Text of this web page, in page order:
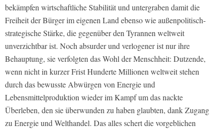
bekämpfen wirtschaftliche Stabilität und untergraben damit die
Freiheit der Bürger im eigenen Land ebenso wie außenpolitisch-
strategische Stärke, die gegenüber den Tyrannen weltweit
unverzichtbar ist. Noch absurder und verlogener ist nur ihre
Behauptung, sie verfolgten das Wohl der Menschheit: Dutzende,
wenn nicht in kurzer Frist Hunderte Millionen weltweit stehen
durch das bewusste Abwürgen von Energie und
Lebensmittelproduktion wieder im Kampf um das nackte
Überleben, den sie überwunden zu haben glaubten, dank Zugang
zu Energie und Welthandel. Das alles schert die vorgeblichen